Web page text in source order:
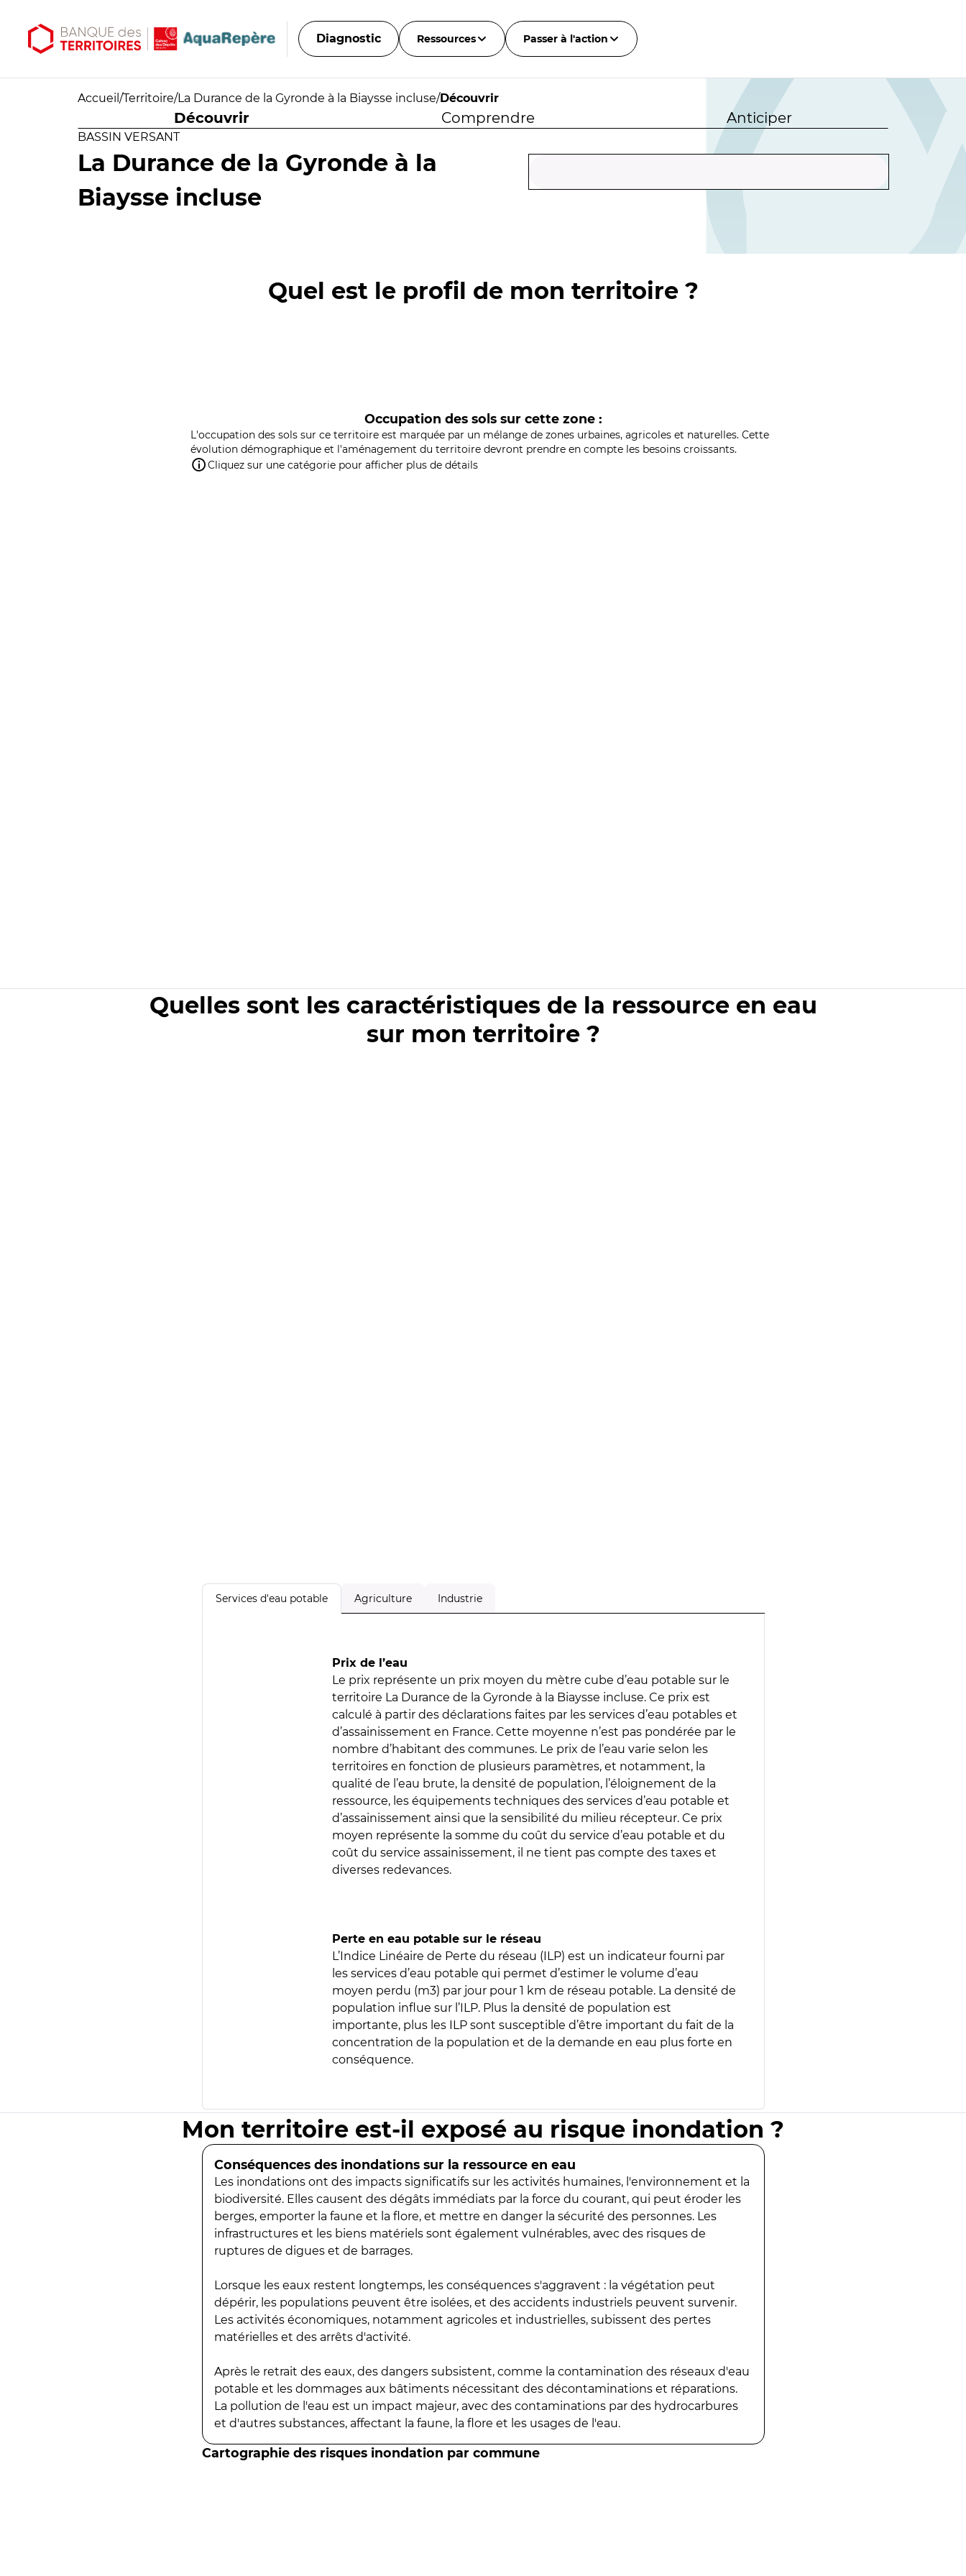
Diagnostic Ressources Passer à l'action
Accueil /Territoire/La Durance de la Gyronde à la Biaysse incluse/Découvrir
Découvrir Comprendre Anticiper
BASSIN VERSANT
La Durance de la Gyronde à la
Biaysse incluse
Quel est le profil de mon territoire ?
Occupation des sols sur cette zone :
L'occupation des sols sur ce territoire est marquée par un mélange de zones urbaines, agricoles et naturelles. Cette
évolution démographique et l'aménagement du territoire devront prendre en compte les besoins croissants.
Cliquez sur une catégorie pour afficher plus de détails
Quelles sont les caractéristiques de la ressource en eau
sur mon territoire ?
Services d'eau potable Agriculture Industrie
Prix de l’eau
Le prix représente un prix moyen du mètre cube d’eau potable sur le
territoire La Durance de la Gyronde à la Biaysse incluse. Ce prix est
calculé à partir des déclarations faites par les services d’eau potables et
d’assainissement en France. Cette moyenne n’est pas pondérée par le
nombre d’habitant des communes. Le prix de l’eau varie selon les
territoires en fonction de plusieurs paramètres, et notamment, la
qualité de l’eau brute, la densité de population, l’éloignement de la
ressource, les équipements techniques des services d’eau potable et
d’assainissement ainsi que la sensibilité du milieu récepteur. Ce prix
moyen représente la somme du coût du service d’eau potable et du
coût du service assainissement, il ne tient pas compte des taxes et
diverses redevances.
Perte en eau potable sur le réseau
L’Indice Linéaire de Perte du réseau (ILP) est un indicateur fourni par
les services d’eau potable qui permet d’estimer le volume d’eau
moyen perdu (m3) par jour pour 1 km de réseau potable. La densité de
population influe sur l’ILP. Plus la densité de population est
importante, plus les ILP sont susceptible d’être important du fait de la
concentration de la population et de la demande en eau plus forte en
conséquence.
Mon territoire est-il exposé au risque inondation ?
Conséquences des inondations sur la ressource en eau
Les inondations ont des impacts significatifs sur les activités humaines, l'environnement et la
biodiversité. Elles causent des dégâts immédiats par la force du courant, qui peut éroder les
berges, emporter la faune et la flore, et mettre en danger la sécurité des personnes. Les
infrastructures et les biens matériels sont également vulnérables, avec des risques de
ruptures de digues et de barrages.
Lorsque les eaux restent longtemps, les conséquences s'aggravent : la végétation peut
dépérir, les populations peuvent être isolées, et des accidents industriels peuvent survenir.
Les activités économiques, notamment agricoles et industrielles, subissent des pertes
matérielles et des arrêts d'activité.
Après le retrait des eaux, des dangers subsistent, comme la contamination des réseaux d'eau
potable et les dommages aux bâtiments nécessitant des décontaminations et réparations.
La pollution de l'eau est un impact majeur, avec des contaminations par des hydrocarbures
et d'autres substances, affectant la faune, la flore et les usages de l'eau.
Cartographie des risques inondation par commune